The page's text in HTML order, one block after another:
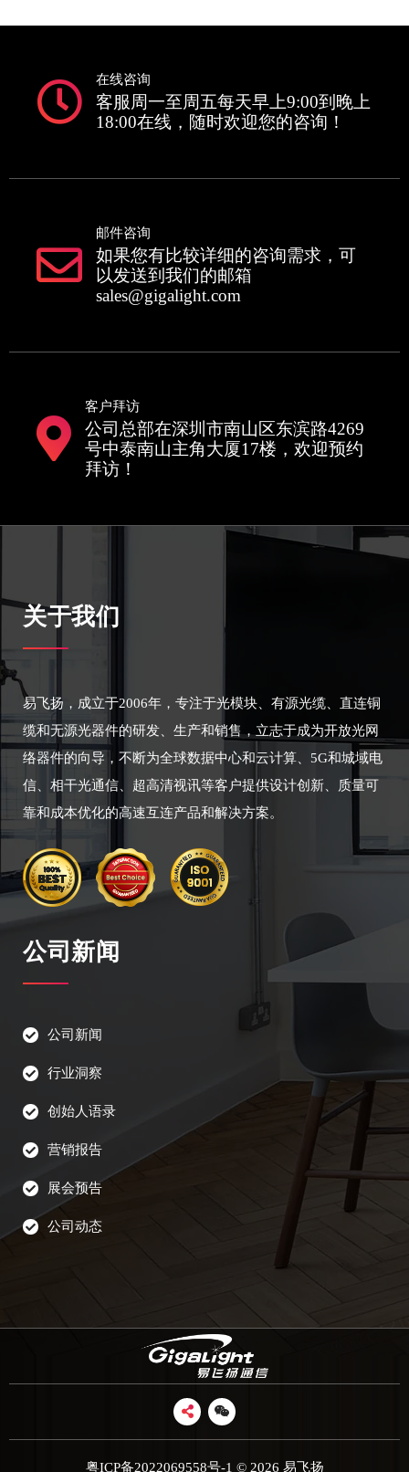
在线咨询
客服周一至周五每天早上9:00到晚上
18:00在线，随时欢迎您的咨询！
邮件咨询
如果您有比较详细的咨询需求，可
以发送到我们的邮箱
sales@gigalight.com
客户拜访
公司总部在深圳市南山区东滨路4269
号中泰南山主角大厦17楼，欢迎预约
拜访！
关于我们
易飞扬，成立于2006年，专注于光模块、有源光缆、直连铜
缆和无源光器件的研发、生产和销售，立志于成为开放光网
络器件的向导，不断为全球数据中心和云计算、5G和城域电
信、相干光通信、超高清视讯等客户提供设计创新、质量可
靠和成本优化的高速互连产品和解决方案。
公司新闻
公司新闻
行业洞察
创始人语录
营销报告
展会预告
公司动态
粤ICP备2022069558号-1 © 2026 易飞扬